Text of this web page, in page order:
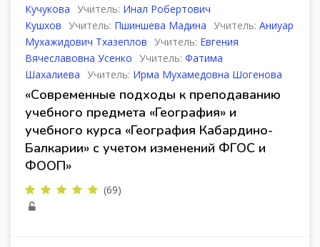
Кучукова Учитель: Инал Робертович
Кушхов Учитель: Пшиншева Мадина Учитель: Аниуар
Мухажидович Тхазеплов Учитель: Евгения
Вячеславовна Усенко Учитель: Фатима
Шахалиева Учитель: Ирма Мухамедовна Шогенова
«Современные подходы к преподаванию
учебного предмета «География» и
учебного курса «География Кабардино-
Балкарии» с учетом изменений ФГОС и
ФООП»
(69)